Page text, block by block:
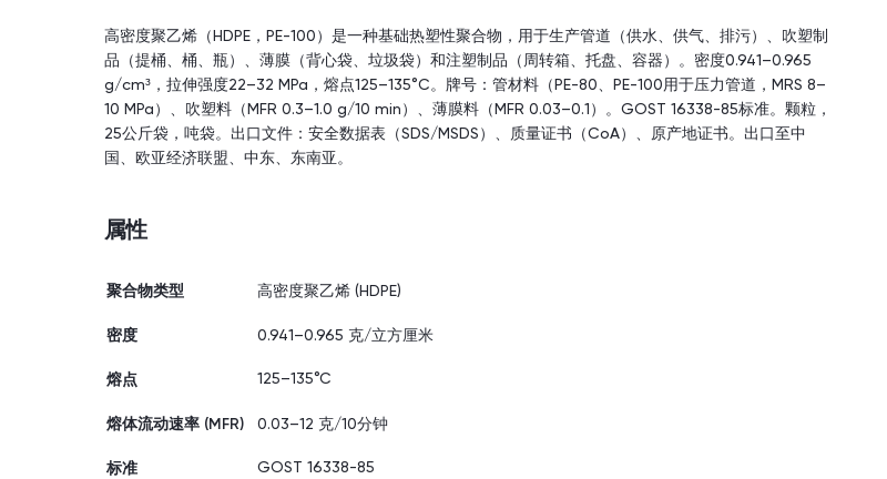
高密度聚乙烯（HDPE，PE-100）是一种基础热塑性聚合物，用于生产管道（供水、供气、排污）、吹塑制
品（提桶、桶、瓶）、薄膜（背心袋、垃圾袋）和注塑制品（周转箱、托盘、容器）。密度0.941–0.965
g/cm³，拉伸强度22–32 MPa，熔点125–135°C。牌号：管材料（PE-80、PE-100用于压力管道，MRS 8–
10 MPa）、吹塑料（MFR 0.3–1.0 g/10 min）、薄膜料（MFR 0.03–0.1）。GOST 16338-85标准。颗粒，
25公斤袋，吨袋。出口文件：安全数据表（SDS/MSDS）、质量证书（CoA）、原产地证书。出口至中
国、欧亚经济联盟、中东、东南亚。
属性
聚合物类型 高密度聚乙烯 (HDPE)
密度 0.941–0.965 克/立方厘米
熔点 125–135°C
熔体流动速率 (MFR) 0.03–12 克/10分钟
标准 GOST 16338-85